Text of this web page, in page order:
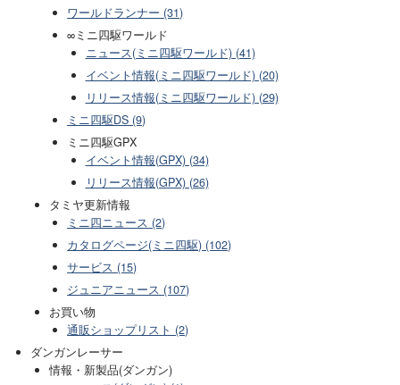
ワールドランナー (31)
∞ミニ四駆ワールド
ニュース(ミニ四駆ワールド) (41)
イベント情報(ミニ四駆ワールド) (20)
リリース情報(ミニ四駆ワールド) (29)
ミニ四駆DS (9)
ミニ四駆GPX
イベント情報(GPX) (34)
リリース情報(GPX) (26)
タミヤ更新情報
ミニ四ニュース (2)
カタログページ(ミニ四駆) (102)
サービス (15)
ジュニアニュース (107)
お買い物
通販ショップリスト (2)
ダンガンレーサー
情報・新製品(ダンガン)